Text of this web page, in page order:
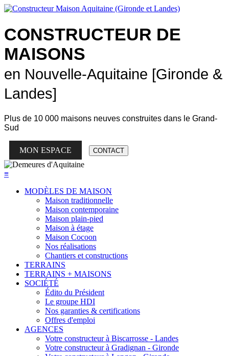
CONSTRUCTEUR DE
MAISONS
en Nouvelle-Aquitaine [Gironde &
Landes]
Plus de 10 000 maisons neuves construites dans le Grand-
Sud
MON ESPACE CONTACT
≡
MODÈLES DE MAISON
Maison traditionnelle
Maison contemporaine
Maison plain-pied
Maison à étage
Maison Cocoon
Nos réalisations
Chantiers et constructions
TERRAINS
TERRAINS + MAISONS
SOCIÉTÉ
Édito du Président
Le groupe HDI
Nos garanties & certifications
Offres d'emploi
AGENCES
Votre constructeur à Biscarrosse - Landes
Votre constructeur à Gradignan - Gironde